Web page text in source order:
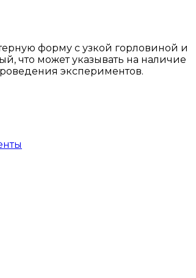
форму с узкой горловиной и
что может указывать на наличие
экспериментов.